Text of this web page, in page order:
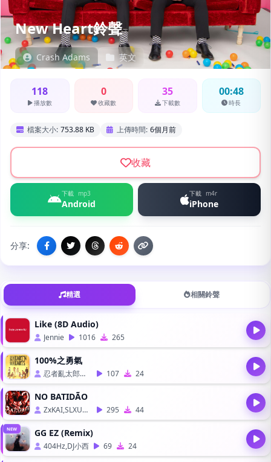
New Heart鈴聲
Crash Adams 英文
118
播放數
0
收藏數
35
下載數
00:48
時長
檔案大小: 753.88 KB 上傳時間: 6個月前
收藏
下載 mp3
Android
下載 m4r
iPhone
分享:
精選 相關鈴聲
Like (8D Audio)
Jennie 1016 265
100%之勇氣
忍者亂太郎主題曲 107 24
NO BATIDÃO
ZxKAI,SLXUGHTER 295 44
NEW GG EZ (Remix)
404Hz,DJ小西 69 24